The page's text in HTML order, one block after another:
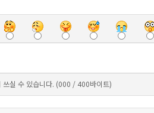
쓰실 수 있습니다. (000 / 400바이트)